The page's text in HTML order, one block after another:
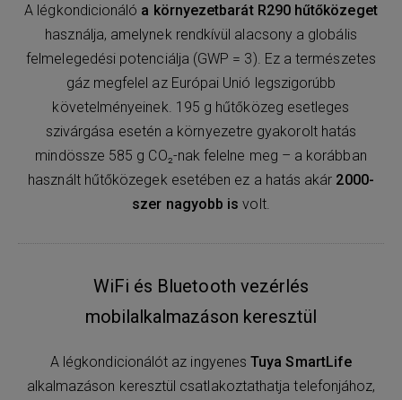
A légkondicionáló a környezetbarát R290 hűtőközeget
használja, amelynek rendkívül alacsony a globális
felmelegedési potenciálja (GWP = 3). Ez a természetes
gáz megfelel az Európai Unió legszigorúbb
követelményeinek. 195 g hűtőközeg esetleges
szivárgása esetén a környezetre gyakorolt hatás
mindössze 585 g CO₂-nak felelne meg – a korábban
használt hűtőközegek esetében ez a hatás akár 2000-
szer nagyobb is volt.
WiFi és Bluetooth vezérlés
mobilalkalmazáson keresztül
A légkondicionálót az ingyenesTuya SmartLife
alkalmazáson keresztül csatlakoztathatja telefonjához,